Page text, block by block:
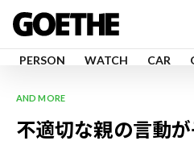
PERSON WATCH CAR
AND MORE
不適切な親の言動